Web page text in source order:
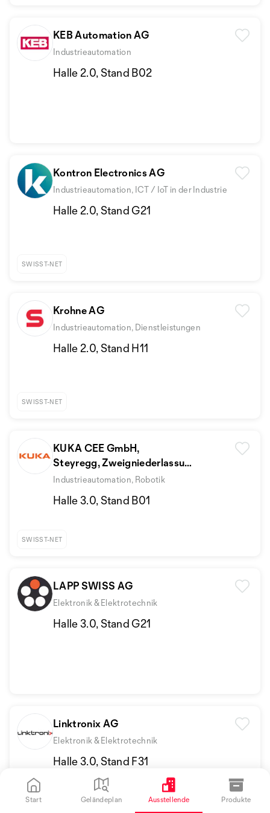
KEB Automation AG
Industrieautomation
Halle 2.0, Stand B02
Kontron Electronics AG
Industrieautomation, ICT / IoT in der Industrie
Halle 2.0, Stand G21
SWISST-NET
Krohne AG
Industrieautomation, Dienstleistungen
Halle 2.0, Stand H11
SWISST-NET
KUKA CEE GmbH,
Steyregg, Zweigniederlassung
Buchs
Industrieautomation, Robotik
Halle 3.0, Stand B01
SWISST-NET
LAPP SWISS AG
Elektronik & Elektrotechnik
Halle 3.0, Stand G21
Linktronix AG
Elektronik & Elektrotechnik
Halle 3.0, Stand F31
Start Geländeplan Ausstellende Produkte